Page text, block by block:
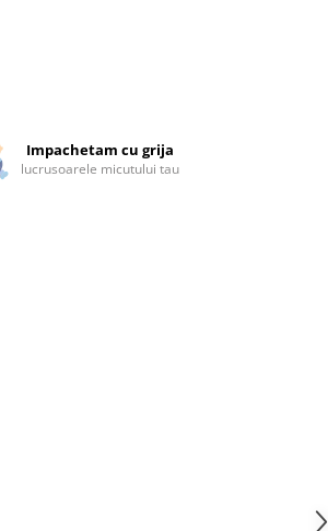
Impachetam cu grija
lucrusoarele micutului tau